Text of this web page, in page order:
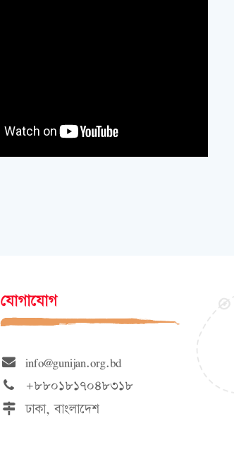
যোগাযোগ
info@gunijan.org.bd
+৮৮০১৮১৭০৪৮৩১৮
ঢাকা, বাংলাদেশ